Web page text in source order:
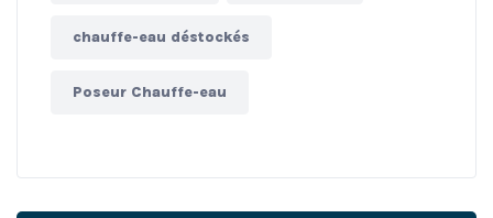
chauffe-eau déstockés
Poseur Chauffe-eau